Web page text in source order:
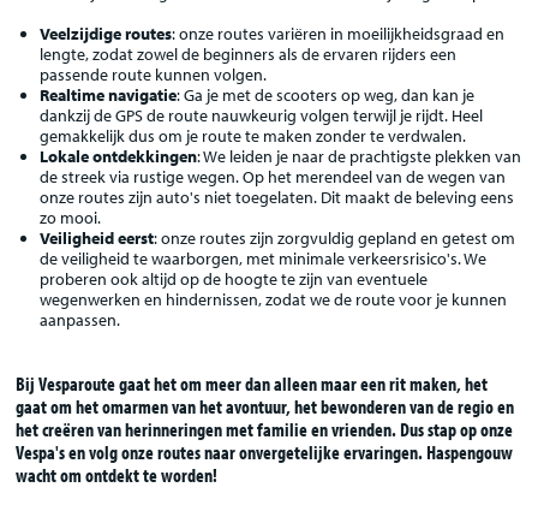
Veelzijdige routes: onze routes variëren in moeilijkheidsgraad en
lengte, zodat zowel de beginners als de ervaren rijders een
passende route kunnen volgen.
Realtime navigatie: Ga je met de scooters op weg, dan kan je
dankzij de GPS de route nauwkeurig volgen terwijl je rijdt. Heel
gemakkelijk dus om je route te maken zonder te verdwalen.
Lokale ontdekkingen: We leiden je naar de prachtigste plekken van
de streek via rustige wegen. Op het merendeel van de wegen van
onze routes zijn auto's niet toegelaten. Dit maakt de beleving eens
zo mooi.
Veiligheid eerst: onze routes zijn zorgvuldig gepland en getest om
de veiligheid te waarborgen, met minimale verkeersrisico's. We
proberen ook altijd op de hoogte te zijn van eventuele
wegenwerken en hindernissen, zodat we de route voor je kunnen
aanpassen.
Bij Vesparoute gaat het om meer dan alleen maar een rit maken, het
gaat om het omarmen van het avontuur, het bewonderen van de regio en
het creëren van herinneringen met familie en vrienden. Dus stap op onze
Vespa's en volg onze routes naar onvergetelijke ervaringen. Haspengouw
wacht om ontdekt te worden!